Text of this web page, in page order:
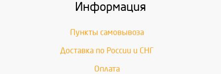
Информация
Пункты самовывоза
Доставка по России и СНГ
Оплата